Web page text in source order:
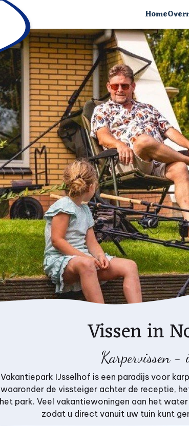
Home
Vissen in
Karpervissen -
Vakantiepark IJsselhof is een paradijs voor
waaronder de vissteiger achter de receptie,
het park. Veel vakantiewoningen aan het
zodat u direct vanuit uw tuin kunt